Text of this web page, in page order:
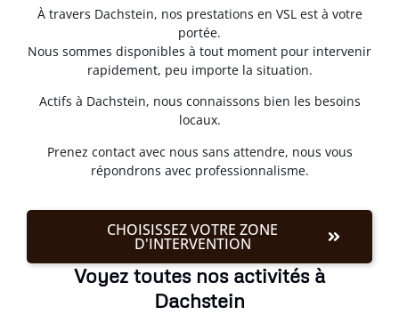
À travers Dachstein, nos prestations en VSL est à votre
portée.
Nous sommes disponibles à tout moment pour intervenir
rapidement, peu importe la situation.
Actifs à Dachstein, nous connaissons bien les besoins
locaux.
Prenez contact avec nous sans attendre, nous vous
répondrons avec professionnalisme.
CHOISISSEZ VOTRE ZONE
D'INTERVENTION
Voyez toutes nos activités à
Dachstein